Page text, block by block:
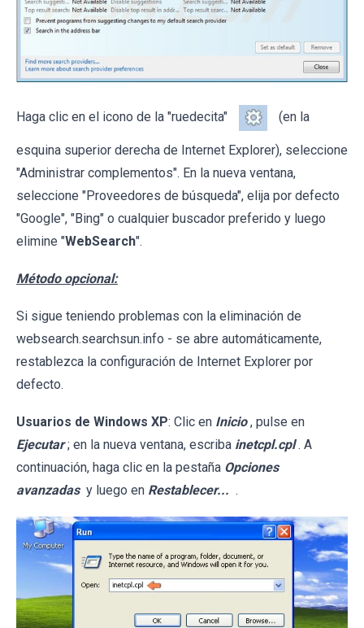
Haga clic en el icono de la "ruedecita" (en la
esquina superior derecha de Internet Explorer), seleccione
"Administrar complementos". En la nueva ventana,
seleccione "Proveedores de búsqueda", elija por defecto
"Google", "Bing" o cualquier buscador preferido y luego
elimine "WebSearch".
Método opcional:
Si sigue teniendo problemas con la eliminación de
websearch.searchsun.info - se abre automáticamente,
restablezca la configuración de Internet Explorer por
defecto.
Usuarios de Windows XP: Clic en Inicio , pulse en
Ejecutar ; en la nueva ventana, escriba inetcpl.cpl . A
continuación, haga clic en la pestaña Opciones
avanzadas y luego en Restablecer... .